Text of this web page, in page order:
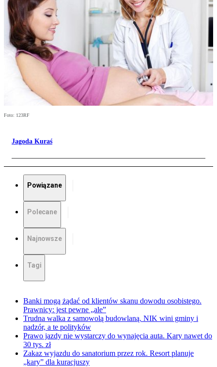
Foto: 123RF
Jagoda Kuraś
Powiązane
Polecane
Najnowsze
Tagi
Banki mogą żądać od klientów skanu dowodu osobistego.
Prawnicy: jest pewne „ale”
Trudna walka z samowolą budowlaną. NIK wini gminy i
nadzór, a te polityków
Prawo jazdy nie wystarczy do wynajęcia auta. Kary nawet do
30 tys. zł
Zakaz wyjazdu do sanatorium przez rok. Resort planuje
„kary” dla kuracjuszy